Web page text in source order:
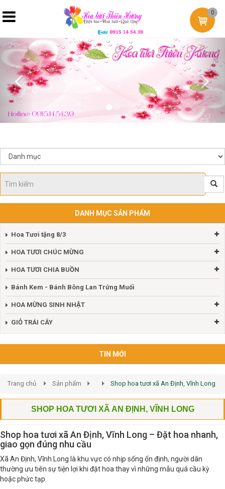
0
Previous
DANH MỤC SẢN PHẨM
Hoa Tươi tặng 8/3
HOA TƯƠI CHÚC MỪNG
HOA TƯƠI CHIA BUỒN
Bánh Kem - Bánh Bông Lan Trứng Muối
HOA MỪNG SINH NHẬT
GIỎ TRÁI CÂY
TIN MỚI
Trang chủ Sản phẩm Shop hoa tươi xã An Định, Vĩnh Long
SHOP HOA TƯƠI XÃ AN ĐỊNH, VĨNH LONG
Shop hoa tươi xã An Định, Vĩnh Long – Đặt hoa nhanh,
giao gọn đúng nhu cầu
Xã An Định, Vĩnh Long là khu vực có nhịp sống ổn định, người dân
thường ưu tiên sự tiện lợi khi đặt hoa thay vì những mẫu quá cầu kỳ
hoặc phức tạp.